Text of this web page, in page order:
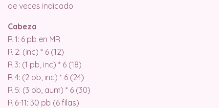
de veces indicado
Cabeza
R 1: 6 pb en MR
R 2: (inc) * 6 (12)
R 3: (1 pb, inc) * 6 (18)
R 4: (2 pb, inc) * 6 (24)
R 5: (3 pb, aum) * 6 (30)
R 6-11: 30 pb (6 filas)